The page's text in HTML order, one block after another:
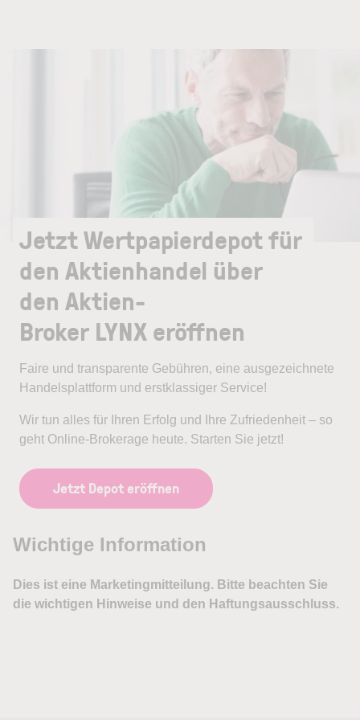
Jetzt Wertpapierdepot für
den Aktienhandel über
den Aktien-
Broker LYNX eröffnen
Faire und transparente Gebühren, eine ausgezeichnete
Handelsplattform und erstklassiger Service!
Wir tun alles für Ihren Erfolg und Ihre Zufriedenheit – so
geht Online-Brokerage heute. Starten Sie jetzt!
Jetzt Depot eröffnen